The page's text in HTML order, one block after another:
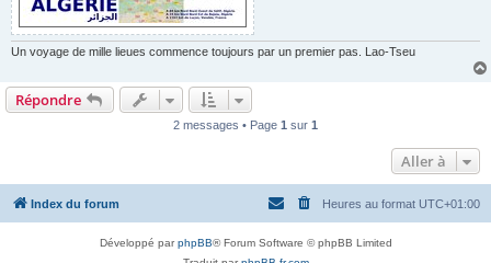
Un voyage de mille lieues commence toujours par un premier pas. Lao-Tseu
Répondre
2 messages • Page 1 sur 1
Aller à
Index du forum Heures au format UTC+01:00
Développé parphpBB® Forum Software © phpBB Limited